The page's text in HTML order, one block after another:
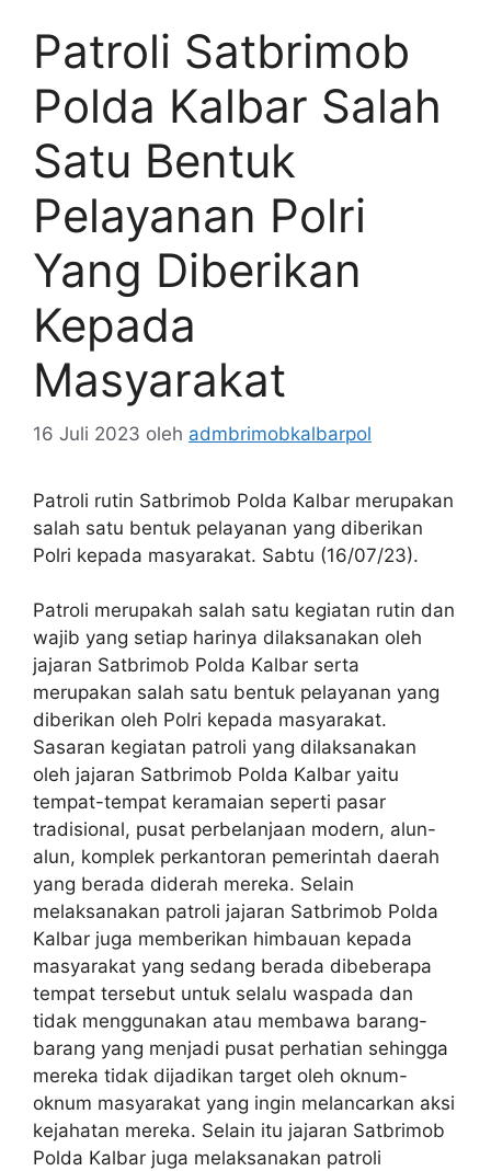
Patroli Satbrimob
Polda Kalbar Salah
Satu Bentuk
Pelayanan Polri
Yang Diberikan
Kepada
Masyarakat
16 Juli 2023 oleh admbrimobkalbarpol
Patroli rutin Satbrimob Polda Kalbar merupakan
salah satu bentuk pelayanan yang diberikan
Polri kepada masyarakat. Sabtu (16/07/23).
Patroli merupakah salah satu kegiatan rutin dan
wajib yang setiap harinya dilaksanakan oleh
jajaran Satbrimob Polda Kalbar serta
merupakan salah satu bentuk pelayanan yang
diberikan oleh Polri kepada masyarakat.
Sasaran kegiatan patroli yang dilaksanakan
oleh jajaran Satbrimob Polda Kalbar yaitu
tempat-tempat keramaian seperti pasar
tradisional, pusat perbelanjaan modern, alun-
alun, komplek perkantoran pemerintah daerah
yang berada diderah mereka. Selain
melaksanakan patroli jajaran Satbrimob Polda
Kalbar juga memberikan himbauan kepada
masyarakat yang sedang berada dibeberapa
tempat tersebut untuk selalu waspada dan
tidak menggunakan atau membawa barang-
barang yang menjadi pusat perhatian sehingga
mereka tidak dijadikan target oleh oknum-
oknum masyarakat yang ingin melancarkan aksi
kejahatan mereka. Selain itu jajaran Satbrimob
Polda Kalbar juga melaksanakan patroli